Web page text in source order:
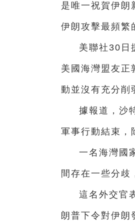
是唯一祝賀伊朗
伊朗攻擊最頻繁
美聯社30日
美國海灣盟友正
動並沒有充分削
據報道，沙
軍事行動結束，
一名海灣國
間存在一些分歧
這名外交官
朗普下令對伊朗